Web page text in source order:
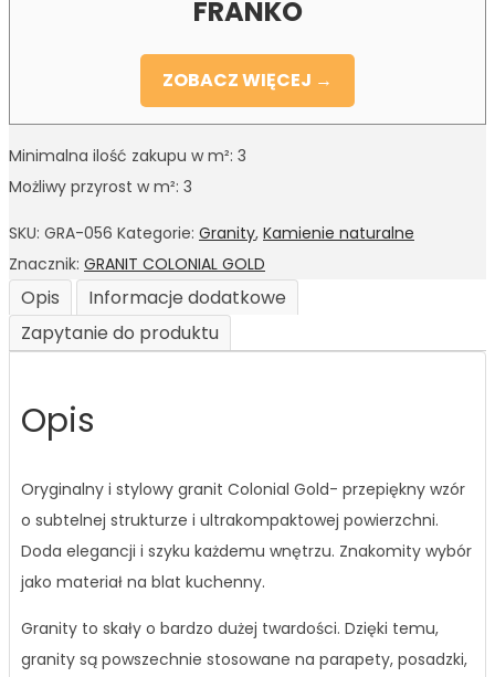
FRANKO
ZOBACZ WIĘCEJ →
Minimalna ilość zakupu w m²: 3
Możliwy przyrost w m²: 3
SKU: GRA-056 Kategorie: Granity, Kamienie naturalne
Znacznik: GRANIT COLONIAL GOLD
Opis
Informacje dodatkowe
Zapytanie do produktu
Opis
Oryginalny i stylowy granit Colonial Gold- przepiękny wzór
o subtelnej strukturze i ultrakompaktowej powierzchni.
Doda elegancji i szyku każdemu wnętrzu. Znakomity wybór
jako materiał na blat kuchenny.
Granity to skały o bardzo dużej twardości. Dzięki temu,
granity są powszechnie stosowane na parapety, posadzki,